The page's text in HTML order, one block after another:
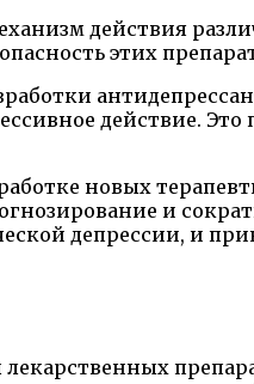
действия
этих
действие. Это
новых
и
депрессии, и